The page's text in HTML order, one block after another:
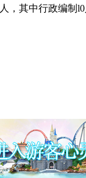
人，其中行政编制 l0